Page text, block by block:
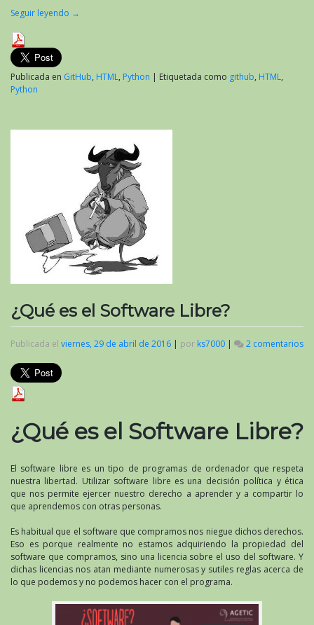
Seguir leyendo →
Publicada en GitHub, HTML, Python | Etiquetada como github, HTML,
Python
¿Qué es el Software Libre?
Publicada el viernes, 29 de abril de 2016 | por ks7000 | 2 comentarios
¿Qué es el Software Libre?
El software libre es un tipo de programas de ordenador que respeta
nuestra libertad. Utilizar software libre es una decisión política y ética
que nos permite ejercer nuestro derecho a aprender y a compartir lo
que aprendemos con otras personas.
Es habitual que el software que compramos nos niegue dichos derechos.
Eso es porque realmente no estamos adquiriendo la propiedad del
software que compramos, sino una licencia sobre el uso del software. Y
dichas licencias nos atan mediante numerosas y sutiles reglas acerca de
lo que podemos y no podemos hacer con el programa.